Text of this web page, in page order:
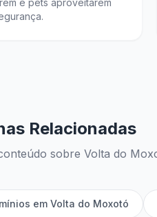
e pets aproveitarem
Relacionadas
sobre Volta do
em Volta do Moxotó